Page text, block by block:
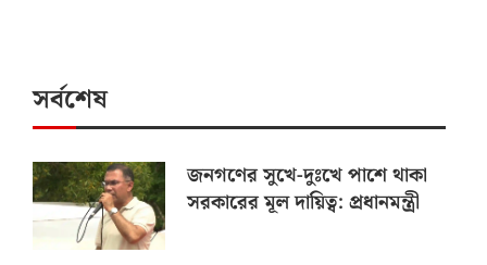
সর্বশেষ
জনগণের সুখে-দুঃখে পাশে থাকা
সরকারের মূল দায়িত্ব: প্রধানমন্ত্রী